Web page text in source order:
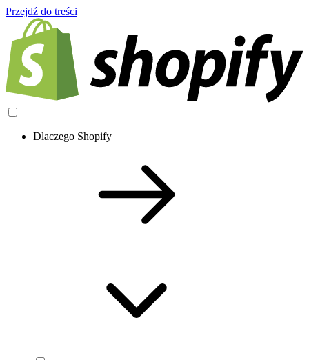
Przejdź do treści
Dlaczego Shopify